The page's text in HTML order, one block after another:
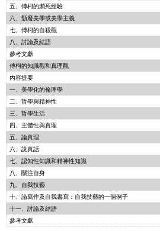
五、傅柯的瀕死經驗
六、頹廢美學或美學主義
七、傅柯的自殺觀
八、討論及結語
參考文獻
傅柯的知識觀和真理觀
內容提要
一、美學化的倫理學
二、哲學與精神性
三、哲學生活
四、主體性與真理
五、論真理
六、說真話
七、認知性知識和精神性知識
八、關注自身
九、自我技藝
十、論寫作及自我書寫：自我技藝的一個例子
十一、討論及結語
參考文獻